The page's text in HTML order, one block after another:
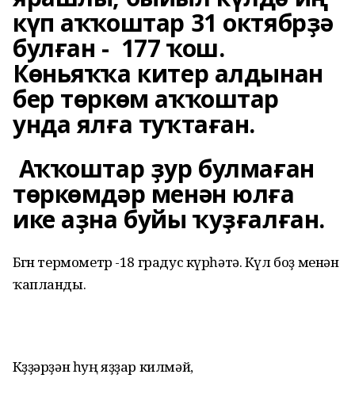
күп аҡҡоштар 31 октябрҙә
булған - 177 ҡош.
Көньяҡҡа китер алдынан
бер төркөм аҡҡоштар
унда ялға туҡтаған.
Аҡҡоштар ҙур булмаған
төркөмдәр менән юлға
ике аҙна буйы ҡуҙғалған.
Бөгөн термометр -18 градус күрһәтә. Күл боҙ менән
ҡапланды.
Көҙҙәрҙән һуң яҙҙар килмәй,